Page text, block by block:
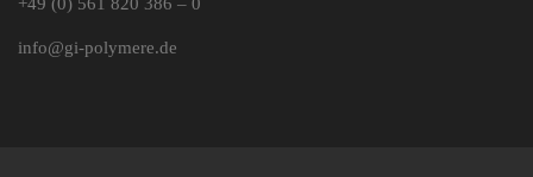
info@gi-polymere.de